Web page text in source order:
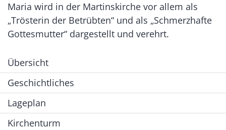
Maria wird in der Martinskirche vor allem als
„Trösterin der Betrübten“ und als „Schmerzhafte
Gottesmutter“ dargestellt und verehrt.
Übersicht
Geschichtliches
Lageplan
Kirchenturm